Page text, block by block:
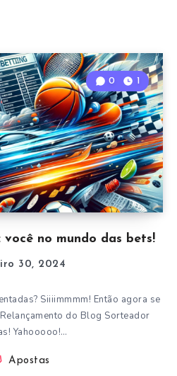
no mundo das bets!
0 1
30, 2024
Siiiimmmm! Então agora se
do Blog Sorteador
Yahooooo!…
Apostas